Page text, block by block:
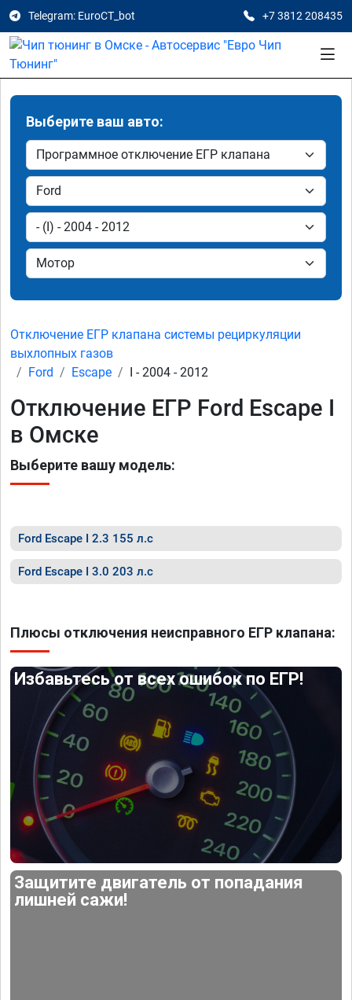
Telegram: EuroCT_bot +7 3812 208435
Выберите ваш авто:
Отключение ЕГР клапана системы рециркуляции
выхлопных газов
Ford
Escape I - 2004 - 2012
Отключение ЕГР Ford Escape I
в Омске
Выберите вашу модель:
Ford Escape I 2.3 155 л.с
Ford Escape I 3.0 203 л.с
Плюсы отключения неисправного ЕГР клапана:
Избавьтесь от всех ошибок по ЕГР!
Защитите двигатель от попадания
лишней сажи!